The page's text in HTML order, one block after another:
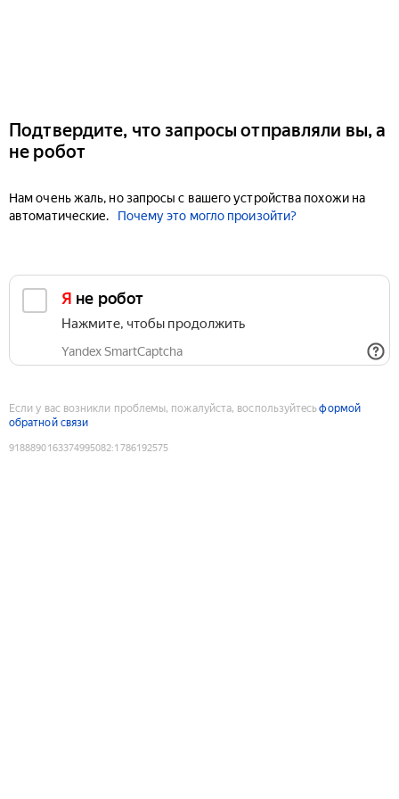
Подтвердите, что запросы отправляли вы, а
не робот
Нам очень жаль, но запросы с вашего устройства похожи на
автоматические.
Почему это могло произойти?
Я не робот
Нажмите, чтобы продолжить
Yandex SmartCaptcha
Если у вас возникли проблемы, пожалуйста, воспользуйтесьформой
обратной связи
9188890163374995082:1786192575